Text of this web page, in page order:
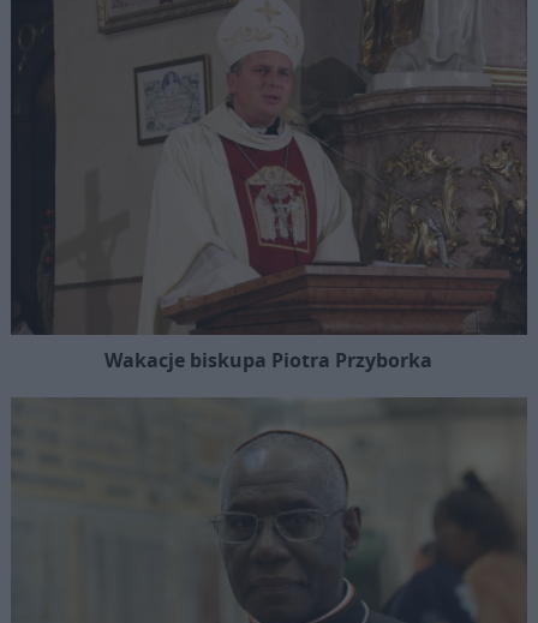
Wakacje biskupa Piotra Przyborka